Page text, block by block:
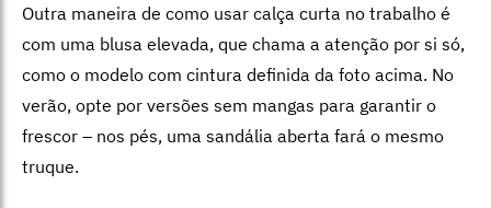
Outra maneira de como usar calça curta no trabalho é
com uma blusa elevada, que chama a atenção por si só,
como o modelo com cintura definida da foto acima. No
verão, opte por versões sem mangas para garantir o
frescor – nos pés, uma sandália aberta fará o mesmo
truque.